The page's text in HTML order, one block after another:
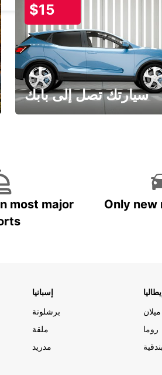
$15
سيارتك تصل إلى بابك
most major
Only new
إسبانيا
برشلونة
ملقة
مدريد
ميلان
روما